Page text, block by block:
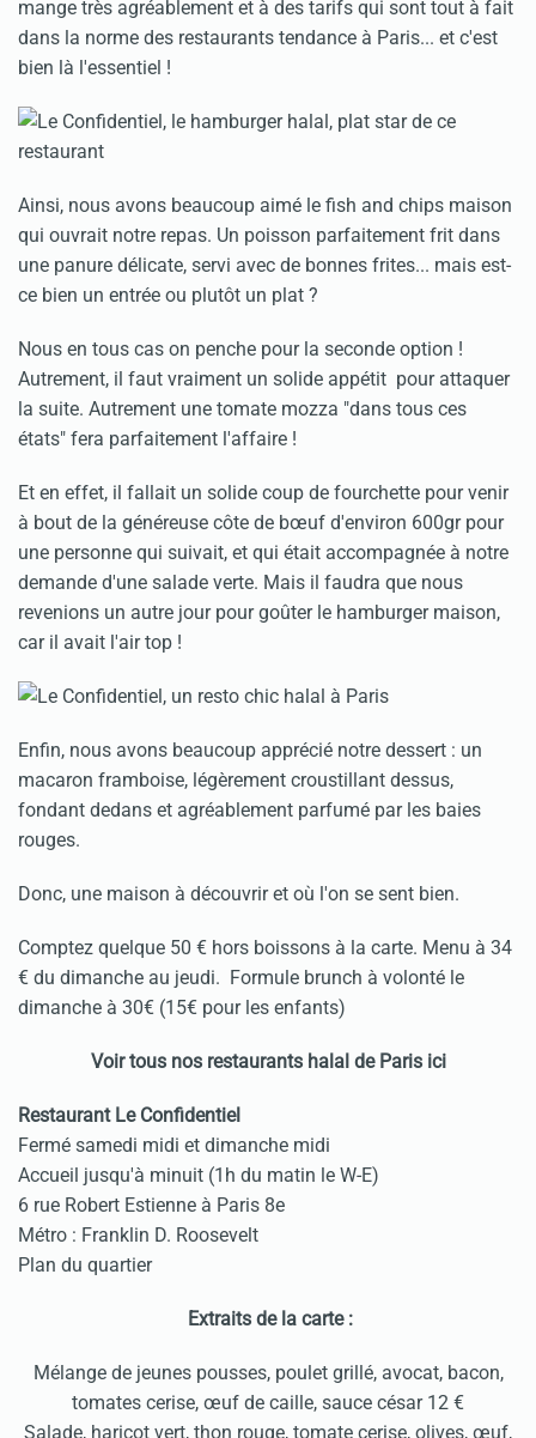
mange très agréablement et à des tarifs qui sont tout à fait
dans la norme des restaurants tendance à Paris... et c'est
bien là l'essentiel !
Ainsi, nous avons beaucoup aimé le fish and chips maison
qui ouvrait notre repas. Un poisson parfaitement frit dans
une panure délicate, servi avec de bonnes frites... mais est-
ce bien un entrée ou plutôt un plat ?
Nous en tous cas on penche pour la seconde option !
Autrement, il faut vraiment un solide appétit pour attaquer
la suite. Autrement une tomate mozza "dans tous ces
états" fera parfaitement l'affaire !
Et en effet, il fallait un solide coup de fourchette pour venir
à bout de la généreuse côte de bœuf d'environ 600gr pour
une personne qui suivait, et qui était accompagnée à notre
demande d'une salade verte. Mais il faudra que nous
revenions un autre jour pour goûter le hamburger maison,
car il avait l'air top !
Enfin, nous avons beaucoup apprécié notre dessert : un
macaron framboise, légèrement croustillant dessus,
fondant dedans et agréablement parfumé par les baies
rouges.
Donc, une maison à découvrir et où l'on se sent bien.
Comptez quelque 50 € hors boissons à la carte. Menu à 34
€ du dimanche au jeudi. Formule brunch à volonté le
dimanche à 30€ (15€ pour les enfants)
Voir tous nos restaurants halal de Paris ici
Restaurant Le Confidentiel
Fermé samedi midi et dimanche midi
Accueil jusqu'à minuit (1h du matin le W-E)
6 rue Robert Estienne à Paris 8e
Métro : Franklin D. Roosevelt
Plan du quartier
Extraits de la carte :
Mélange de jeunes pousses, poulet grillé, avocat, bacon,
tomates cerise, œuf de caille, sauce césar 12 €
Salade, haricot vert, thon rouge, tomate cerise, olives, œuf,